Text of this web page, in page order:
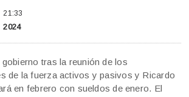
21:33
2024
tras la reunión de los
de la fuerza activos y pasivos y Ricardo
en febrero con sueldos de enero. El